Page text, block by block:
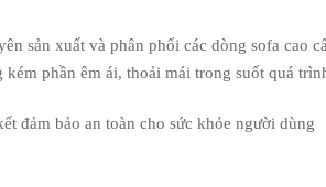
sản xuất và phân phối các dòng sofa cao
phần êm ái, thoải mái trong suốt quá
đảm bảo an toàn cho sức khỏe người dùng